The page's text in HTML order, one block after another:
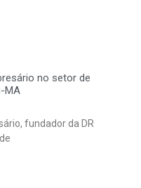
no setor de
MA
fundador da DR